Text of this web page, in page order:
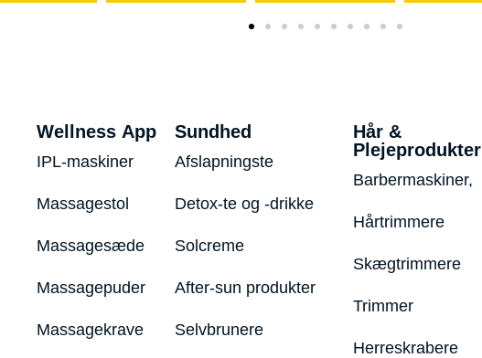
Wellness App
IPL-maskiner
Massagestol
Massagesæde
Massagepuder
Massagekrave
Sundhed
Afslapningste
Detox-te og -drikke
Solcreme
After-sun produkter
Selvbrunere
Hår &
Plejeprodukter
Barbermaskiner,
Hårtrimmere
Skægtrimmere
Trimmer
Herreskrabere